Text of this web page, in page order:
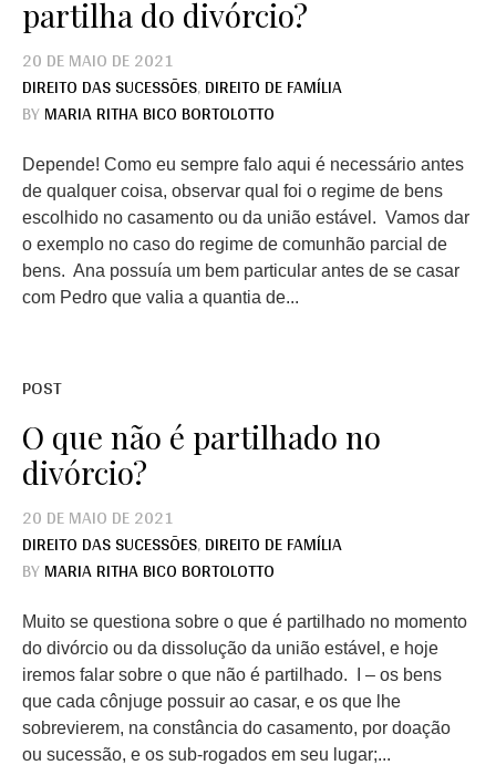
partilha do divórcio?
20 DE MAIO DE 2021
DIREITO DAS SUCESSÕES,DIREITO DE FAMÍLIA
BYMARIA RITHA BICO BORTOLOTTO
Depende! Como eu sempre falo aqui é necessário antes
de qualquer coisa, observar qual foi o regime de bens
escolhido no casamento ou da união estável. Vamos dar
o exemplo no caso do regime de comunhão parcial de
bens. Ana possuía um bem particular antes de se casar
com Pedro que valia a quantia de...
POST
O que não é partilhado no
divórcio?
20 DE MAIO DE 2021
DIREITO DAS SUCESSÕES,DIREITO DE FAMÍLIA
BYMARIA RITHA BICO BORTOLOTTO
Muito se questiona sobre o que é partilhado no momento
do divórcio ou da dissolução da união estável, e hoje
iremos falar sobre o que não é partilhado. I – os bens
que cada cônjuge possuir ao casar, e os que lhe
sobrevierem, na constância do casamento, por doação
ou sucessão, e os sub-rogados em seu lugar;...